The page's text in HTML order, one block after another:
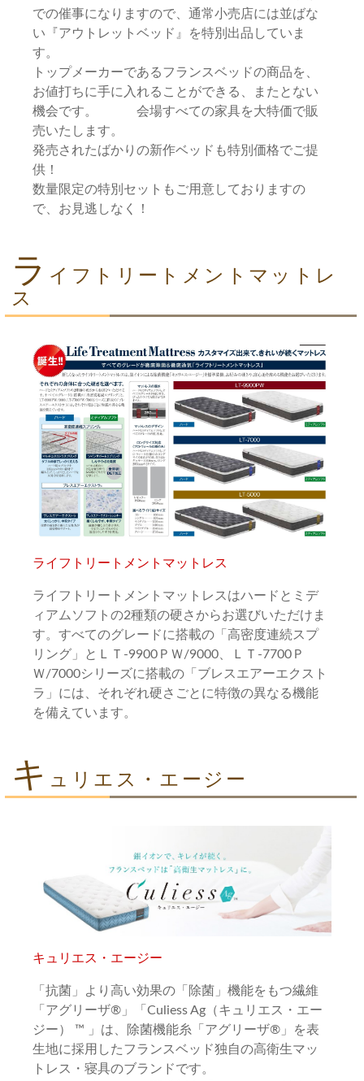
での催事になりますので、通常小売店には並ばな
い『アウトレットベッド』を特別出品していま
す。
トップメーカーであるフランスベッドの商品を、
お値打ちに手に入れることができる、またとない
機会です。 会場すべての家具を大特価で販
売いたします。
発売されたばかりの新作ベッドも特別価格でご提
供！
数量限定の特別セットもご用意しておりますの
で、お見逃しなく！
ラ イフトリートメントマットレ
ス
ライフトリートメントマットレス
ライフトリートメントマットレスはハードとミデ
ィアムソフトの2種類の硬さからお選びいただけま
す。すべてのグレードに搭載の「高密度連続スプ
リング」とＬＴ-9900ＰＷ/9000、ＬＴ-7700Ｐ
Ｗ/7000シリーズに搭載の「ブレスエアーエクスト
ラ」には、それぞれ硬さごとに特徴の異なる機能
を備えています。
キ ュリエス・エージー
キュリエス・エージー
「抗菌」より高い効果の「除菌」機能をもつ繊維
「アグリーザ®」「Culiess Ag（キュリエス・エー
ジー） ™ 」は、除菌機能糸「アグリーザ®」を表
生地に採用したフランスベッド独自の高衛生マッ
トレス・寝具のブランドです。